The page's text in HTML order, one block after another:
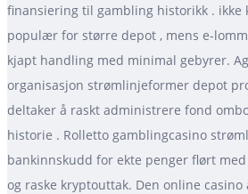
finansiering til gambling historikk . ikke
populær for større depot , mens e-
kjapt handling med minimal gebyrer.
organisasjon strømlinjeformer depot
deltaker å raskt administrere fond
historie . Rolletto gamblingcasino
bankinnskudd for ekte penger flørt
og raske kryptouttak. Den online